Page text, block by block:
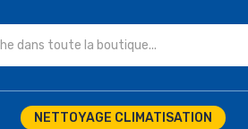
NETTOYAGE CLIMATISATION